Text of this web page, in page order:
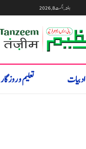
ہفتہ, اگست 8, 2026
ادبیات تعلیم و روزگار